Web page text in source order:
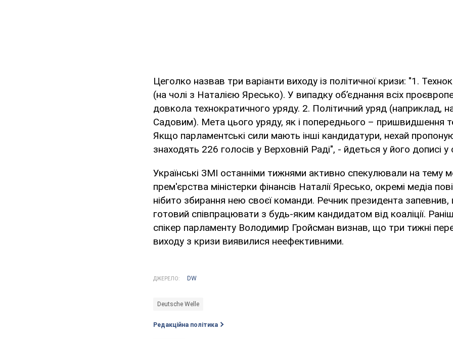
Цеголко назвав три варіанти виходу із політичної кризи: "1.
(на чолі з Наталією Яресько). У випадку об’єднання всіх
довкола технократичного уряду. 2. Політичний уряд (наприклад,
Садовим). Мета цього уряду, як і попереднього – пришвидшення
Якщо парламентські сили мають інші кандидатури, нехай
знаходять 226 голосів у Верховній Раді", - йдеться у його дописі
Українські ЗМІ останніми тижнями активно спекулювали на тему
прем'єрства міністерки фінансів Наталії Яресько, окремі медіа
нібито збирання нею своєї команди. Речник президента
готовий співпрацювати з будь-яким кандидатом від коаліції.
спікер парламенту Володимир Гройсман визнав, що три тижні
виходу з кризи виявилися неефективними.
ДЖЕРЕЛО: DW
Deutsche Welle
Редакційна політика